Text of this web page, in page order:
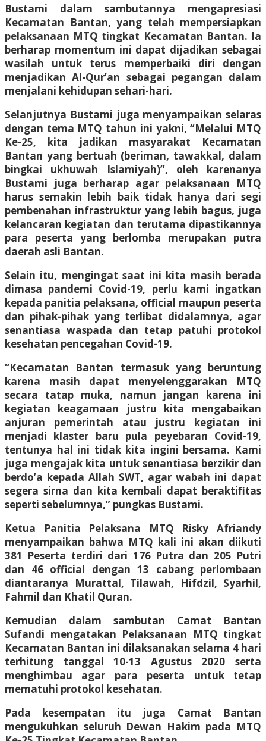
Bustami dalam sambutannya mengapresiasi
Kecamatan Bantan, yang telah mempersiapkan
pelaksanaan MTQ tingkat Kecamatan Bantan. Ia
berharap momentum ini dapat dijadikan sebagai
wasilah untuk terus memperbaiki diri dengan
menjadikan Al-Qur’an sebagai pegangan dalam
menjalani kehidupan sehari-hari.
Selanjutnya Bustami juga menyampaikan selaras
dengan tema MTQ tahun ini yakni, “Melalui MTQ
Ke-25, kita jadikan masyarakat Kecamatan
Bantan yang bertuah (beriman, tawakkal, dalam
bingkai ukhuwah Islamiyah)”, oleh karenanya
Bustami juga berharap agar pelaksanaan MTQ
harus semakin lebih baik tidak hanya dari segi
pembenahan infrastruktur yang lebih bagus, juga
kelancaran kegiatan dan terutama dipastikannya
para peserta yang berlomba merupakan putra
daerah asli Bantan.
Selain itu, mengingat saat ini kita masih berada
dimasa pandemi Covid-19, perlu kami ingatkan
kepada panitia pelaksana, official maupun peserta
dan pihak-pihak yang terlibat didalamnya, agar
senantiasa waspada dan tetap patuhi protokol
kesehatan pencegahan Covid-19.
“Kecamatan Bantan termasuk yang beruntung
karena masih dapat menyelenggarakan MTQ
secara tatap muka, namun jangan karena ini
kegiatan keagamaan justru kita mengabaikan
anjuran pemerintah atau justru kegiatan ini
menjadi klaster baru pula peyebaran Covid-19,
tentunya hal ini tidak kita ingini bersama. Kami
juga mengajak kita untuk senantiasa berzikir dan
berdo’a kepada Allah SWT, agar wabah ini dapat
segera sirna dan kita kembali dapat beraktifitas
seperti sebelumnya,” pungkas Bustami.
Ketua Panitia Pelaksana MTQ Risky Afriandy
menyampaikan bahwa MTQ kali ini akan diikuti
381 Peserta terdiri dari 176 Putra dan 205 Putri
dan 46 official dengan 13 cabang perlombaan
diantaranya Murattal, Tilawah, Hifdzil, Syarhil,
Fahmil dan Khatil Quran.
Kemudian dalam sambutan Camat Bantan
Sufandi mengatakan Pelaksanaan MTQ tingkat
Kecamatan Bantan ini dilaksanakan selama 4 hari
terhitung tanggal 10-13 Agustus 2020 serta
menghimbau agar para peserta untuk tetap
mematuhi protokol kesehatan.
Pada kesempatan itu juga Camat Bantan
mengukuhkan seluruh Dewan Hakim pada MTQ